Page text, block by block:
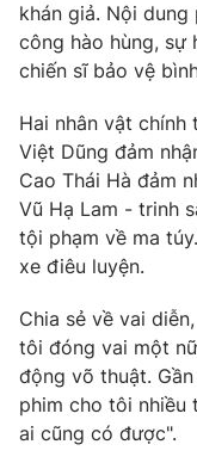
Phim VTV
Hậu trường
Nhân vật
Khán giả
Giải sao mai
Giải trí
Âm nhạc
Sao
Đời sống
Du lịch
Làm đẹp
Chất lượng cuộc
Giáo dục
Tuyển sinh
Học trực tuyến
Công nghệ
Sản phẩm
Thị trường
Tư vấn
Giao lưu trực
Lịch phát sóng
khán giả. Nội
công hào hùng, sự
chiến sĩ bảo vệ
Hai nhân vật chính
Việt Dũng đảm
Cao Thái Hà đảm
Vũ Hạ Lam - trinh
tội phạm về ma
xe điêu luyện.
Chia sẻ về vai
tôi đóng vai một
động võ thuật.
phim cho tôi nhiều
ai cũng có được".